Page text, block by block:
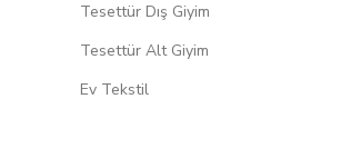
Tesettür Dış Giyim
Tesettür Alt Giyim
Ev Tekstil